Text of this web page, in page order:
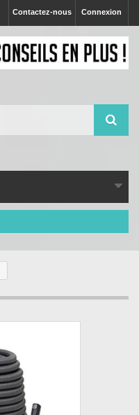
Connexion
Contactez-nous